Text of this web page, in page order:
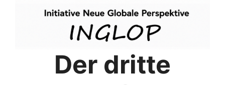
Der dritte